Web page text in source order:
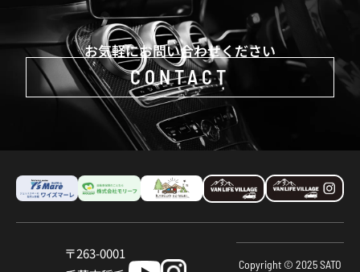
お気軽にお問い合わせください
CONTACT
〒263-0001
Copyright © 2025 SATO